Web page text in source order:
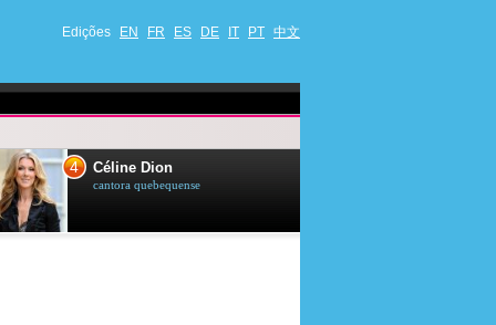
Edições EN FR ES DE IT PT 中文
4 Céline Dion
cantora quebequense